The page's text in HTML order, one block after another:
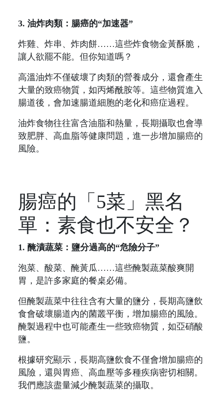
3. 油炸肉類：腸癌的“加速器”
炸雞、炸串、炸肉餅……這些炸食物金黃酥脆，
讓人欲罷不能。但你知道嗎？
高溫油炸不僅破壞了肉類的營養成分，還會產生
大量的致癌物質，如丙烯酰胺等。這些物質進入
腸道後，會加速腸道細胞的老化和癌症過程。
油炸食物往往富含油脂和熱量，長期攝取也會導
致肥胖、高血脂等健康問題，進一步增加腸癌的
風險。
腸癌的「5菜」黑名
單：素食也不安全？
1. 醃漬蔬菜：鹽分過高的“危險分子”
泡菜、酸菜、醃黃瓜……這些醃製蔬菜酸爽開
胃，是許多家庭的餐桌必備。
但醃製蔬菜中往往含有大量的鹽分，長期高鹽飲
食會破壞腸道內的菌叢平衡，增加腸癌的風險。
醃製過程中也可能產生一些致癌物質，如亞硝酸
鹽。
根據研究顯示，長期高鹽飲食不僅會增加腸癌的
風險，還與胃癌、高血壓等多種疾病密切相關。
我們應該盡量減少醃製蔬菜的攝取。